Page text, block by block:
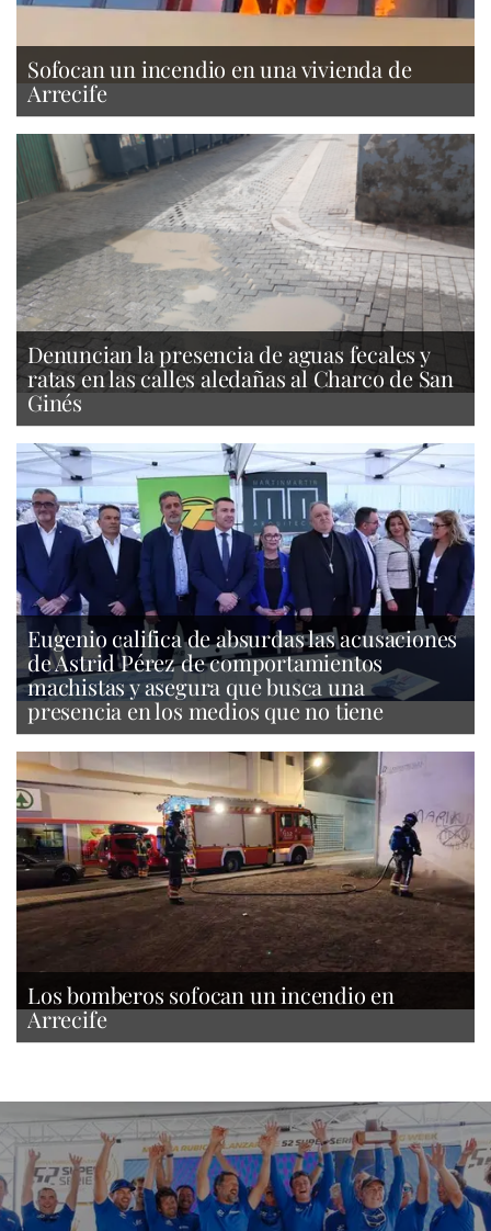
Sofocan un incendio en una vivienda de
Arrecife
Denuncian la presencia de aguas fecales y
ratas en las calles aledañas al Charco de San
Ginés
Eugenio califica de absurdas las acusaciones
de Astrid Pérez de comportamientos
machistas y asegura que busca una
presencia en los medios que no tiene
Los bomberos sofocan un incendio en
Arrecife